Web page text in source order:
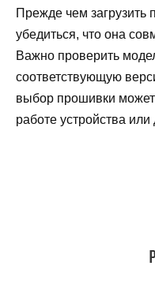
Прежде чем загрузить
убедиться, что она
Важно проверить
соответствующую
выбор прошивки
работе устройства